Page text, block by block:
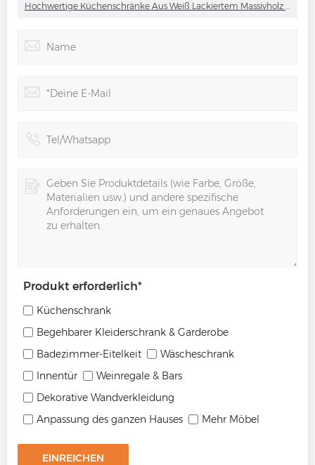
Hochwertige Küchenschränke Aus Weiß Lackiertem Massivholz Mit Schwarzen Arbeitsplatten
Produkt erforderlich*
Küchenschrank
Begehbarer Kleiderschrank & Garderobe
Badezimmer-Eitelkeit
Wäscheschrank
Innentür
Weinregale & Bars
Dekorative Wandverkleidung
Anpassung des ganzen Hauses
Mehr Möbel
EINREICHEN